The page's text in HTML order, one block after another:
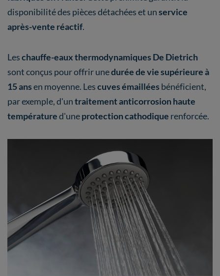
disponibilité des pièces détachées et unservice
après-vente réactif.
Leschauffe-eaux thermodynamiques De Dietrich
sont conçus pour offrirunedurée de vie supérieure à
15 ansen moyenne. Lescuves émaillées bénéficient,
par exemple, d'untraitement anticorrosion haute
températured'uneprotection cathodique renforcée.